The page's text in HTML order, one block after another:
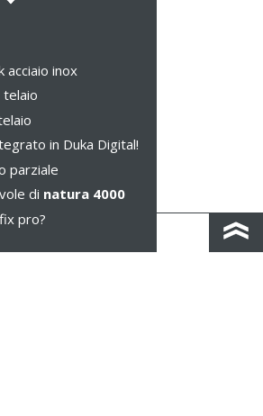
acciaio inox
telaio
in Duka Digital!
parziale
di natura 4000
pro?